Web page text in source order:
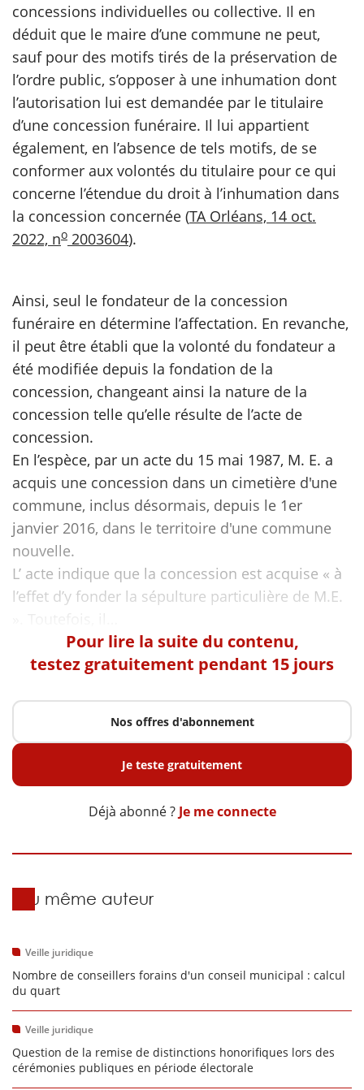
concessions individuelles ou collective. Il en
déduit que le maire d’une commune ne peut,
sauf pour des motifs tirés de la préservation de
l’ordre public, s’opposer à une inhumation dont
l’autorisation lui est demandée par le titulaire
d’une concession funéraire. Il lui appartient
également, en l’absence de tels motifs, de se
conformer aux volontés du titulaire pour ce qui
concerne l’étendue du droit à l’inhumation dans
la concession concernée (TA Orléans, 14 oct.
2022, no 2003604).
Ainsi, seul le fondateur de la concession
funéraire en détermine l’affectation. En revanche,
il peut être établi que la volonté du fondateur a
été modifiée depuis la fondation de la
concession, changeant ainsi la nature de la
concession telle qu’elle résulte de l’acte de
concession.
En l’espèce, par un acte du 15 mai 1987, M. E. a
acquis une concession dans un cimetière d'une
commune, inclus désormais, depuis le 1er
janvier 2016, dans le territoire d'une commune
nouvelle.
L’ acte indique que la concession est acquise « à
l’effet d’y fonder la sépulture particulière de M.E.
Pour lire la suite du contenu,
testez gratuitement pendant 15 jours
Nos offres d'abonnement
Je teste gratuitement
Déjà abonné ? Je me connecte
Du même auteur
Veille juridique
Nombre de conseillers forains d'un conseil municipal : calcul
du quart
Veille juridique
Question de la remise de distinctions honorifiques lors des
cérémonies publiques en période électorale